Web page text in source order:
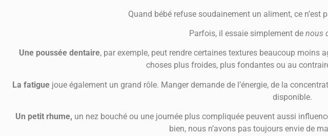
Quand bébé refuse soudainement un aliment, ce n’est
Parfois, il essaie simplement de nous
Une poussée dentaire, par exemple, peut rendre certaines textures beaucoup moins
choses plus froides, plus fondantes ou au
La fatiguejoue également un grand rôle. Manger demande de l’énergie, de la
disponible.
Un petit rhume, un nez bouché ou une journée plus compliquée peuvent aussi
bien, nous n’avons pas toujours envie de